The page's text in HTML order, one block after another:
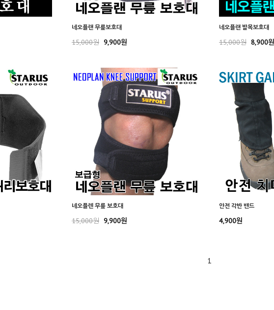
네오플랜 무릎보호대
15,000원 9,900원
네오플랜 발목보호대
15,000원 8,900원
네오플렌 무릎 보호대
15,000원 9,900원
안전 각반 밴드
4,900원
1